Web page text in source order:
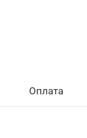
Оплата